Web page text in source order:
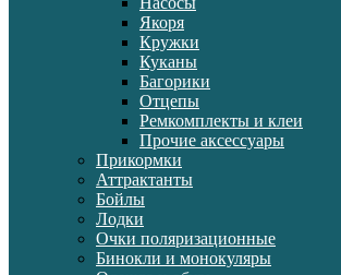
Якоря
Кружки
Куканы
Багорики
Отцепы
Ремкомплекты и клеи
Прочие аксессуары
Прикормки
Аттрактанты
Бойлы
Лодки
Очки поляризационные
Бинокли и монокуляры